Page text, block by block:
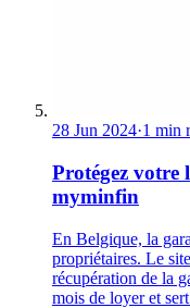
28 Jun 2024·1 min
Protégez votre
myminfin
En Belgique, la
propriétaires. Le
récupération de la
mois de loyer et